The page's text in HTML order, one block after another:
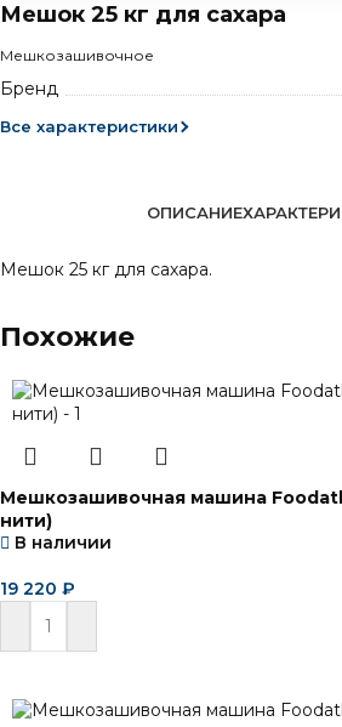
Мешок 25 кг для сахара
Мешкозашивочное
Бренд
Все характеристики
ОПИСАНИЕ
Мешок 25 кг для сахара.
Похожие
Мешкозашивочная машина
нити)
В наличии
19 220 ₽